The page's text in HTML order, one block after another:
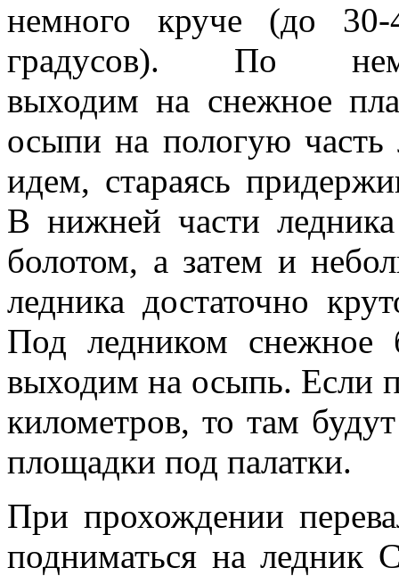
немного круче (до 30-
градусов). По
выходим на снежное
осыпи на пологую
идем, стараясь
В нижней части
болотом, а затем и
ледника достаточно
Под ледником снежное
выходим на осыпь. Если
километров, то там
площадки под палатки.
При прохождении
подниматься на ледник